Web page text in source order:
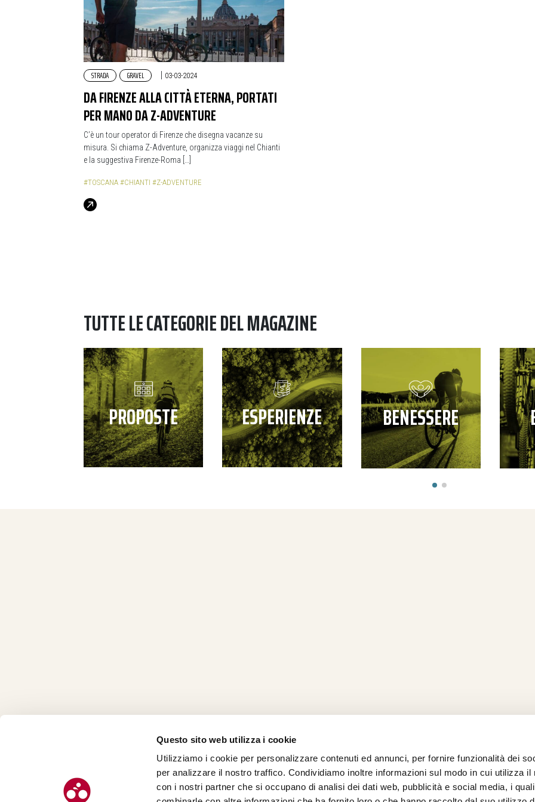
Questo sito web utilizza i cookie
Utilizziamo i cookie per personalizzare contenuti ed annunci, per fornire funzionalità dei
per analizzare il nostro traffico. Condividiamo inoltre informazioni sul modo in cui utilizza il
con i nostri partner che si occupano di analisi dei dati web, pubblicità e social media, i
STRADA GRAVEL | 03-03-2024
DA FIRENZE ALLA CITTÀ ETERNA, PORTATI
PER MANO DA Z-ADVENTURE
C’è un tour operator di Firenze che disegna vacanze su
misura. Si chiama Z-Adventure, organizza viaggi nel Chianti
e la suggestiva Firenze-Roma […]
#TOSCANA #CHIANTI #Z-ADVENTURE
TUTTE LE CATEGORIE DEL MAGAZINE
PROPOSTE ESPERIENZE BENESSERE
CHI SIAMO
CONTATTI
STRADA
GRAVEL
PROPOSTE
ESPERIENZE
BENESSERE
BIKE LAB
BIKE HOTEL
BIKE ECONOMY